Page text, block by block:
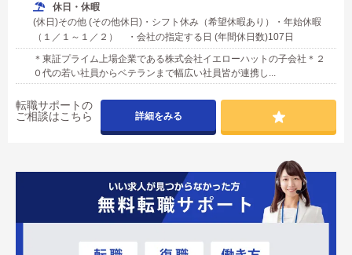
休日・休暇
(休日)その他 (その他休日)・シフト休み（希望休暇あり）・年始休暇
（１／１～１／２） ・会社の指定する日 (年間休日数)107日
＊東証プライム上場企業である株式会社イエローハットの子会社＊２
０代の若い社員からベテランまで幅広い社員皆が連携し...
転職サポートの
ご相談はこちら
詳細をみる